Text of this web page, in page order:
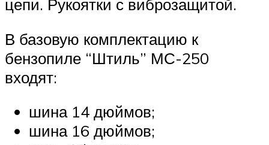
цепи. Рукоятки с виброзащитой.
В базовую комплектацию к
бензопиле “Штиль” МС-250
входят:
шина 14 дюймов;
шина 16 дюймов;